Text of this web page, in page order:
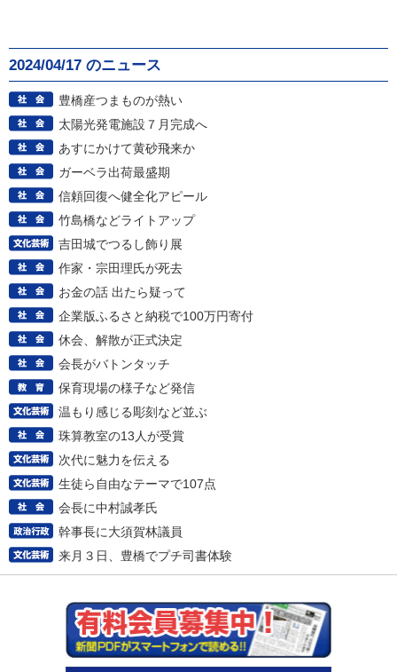
2024/04/17 のニュース
豊橋産つまものが熱い
太陽光発電施設７月完成へ
あすにかけて黄砂飛来か
ガーベラ出荷最盛期
信頼回復へ健全化アピール
竹島橋などライトアップ
吉田城でつるし飾り展
作家・宗田理氏が死去
お金の話 出たら疑って
企業版ふるさと納税で100万円寄付
休会、解散が正式決定
会長がバトンタッチ
保育現場の様子など発信
温もり感じる彫刻など並ぶ
珠算教室の13人が受賞
次代に魅力を伝える
生徒ら自由なテーマで107点
会長に中村誠孝氏
幹事長に大須賀林議員
来月３日、豊橋でプチ司書体験